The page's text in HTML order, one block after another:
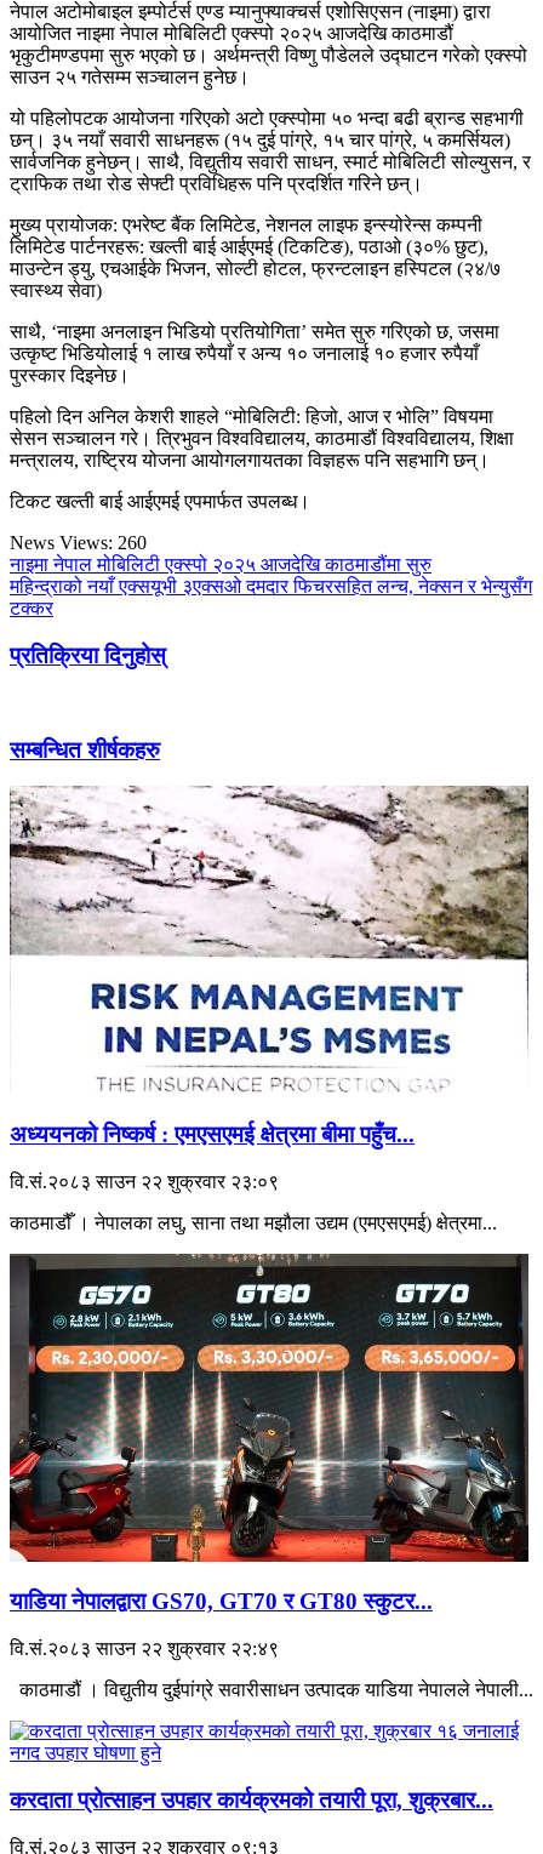
नेपाल अटोमोबाइल इम्पोर्टर्स एण्ड म्यानुफ्याक्चर्स एशोसिएसन (नाइमा) द्वारा
आयोजित नाइमा नेपाल मोबिलिटी एक्स्पो २०२५ आजदेखि काठमाडौं
भृकुटीमण्डपमा सुरु भएको छ। अर्थमन्त्री विष्णु पौडेलले उद्घाटन गरेकाे एक्स्पो
साउन २५ गतेसम्म सञ्चालन हुनेछ।
यो पहिलोपटक आयोजना गरिएको अटो एक्स्पोमा ५० भन्दा बढी ब्रान्ड सहभागी
छन्। ३५ नयाँ सवारी साधनहरू (१५ दुई पांग्रे, १५ चार पांग्रे, ५ कमर्सियल)
सार्वजनिक हुनेछन्। साथै, विद्युतीय सवारी साधन, स्मार्ट मोबिलिटी सोल्युसन, र
ट्राफिक तथा रोड सेफ्टी प्रविधिहरू पनि प्रदर्शित गरिने छन्।
मुख्य प्रायोजक: एभरेष्ट बैंक लिमिटेड, नेशनल लाइफ इन्स्योरेन्स कम्पनी
लिमिटेड पार्टनरहरू: खल्ती बाई आईएमई (टिकटिङ), पठाओ (३०% छुट),
माउन्टेन ड्यु, एचआईके भिजन, सोल्टी होटल, फ्रन्टलाइन हस्पिटल (२४/७
स्वास्थ्य सेवा)
साथै, ‘नाइमा अनलाइन भिडियो प्रतियोगिता’ समेत सुरु गरिएको छ, जसमा
उत्कृष्ट भिडियोलाई १ लाख रुपैयाँ र अन्य १० जनालाई १० हजार रुपैयाँ
पुरस्कार दिइनेछ।
पहिलो दिन अनिल केशरी शाहले “मोबिलिटी: हिजो, आज र भोलि” विषयमा
सेसन सञ्चालन गरे। त्रिभुवन विश्वविद्यालय, काठमाडौं विश्वविद्यालय, शिक्षा
मन्त्रालय, राष्ट्रिय योजना आयोगलगायतका विज्ञहरू पनि सहभागि छन्।
टिकट खल्ती बाई आईएमई एपमार्फत उपलब्ध।
News Views: 260
नाइमा नेपाल मोबिलिटी एक्स्पो २०२५ आजदेखि काठमाडौंमा सुरु
महिन्द्राको नयाँ एक्सयूभी ३एक्सओ दमदार फिचरसहित लन्च, नेक्सन र भेन्युसँग
टक्कर
प्रतिक्रिया दिनुहोस्
सम्बन्धित शीर्षकहरु
अध्ययनको निष्कर्ष : एमएसएमई क्षेत्रमा बीमा पहुँच...
वि.सं.२०८३ साउन २२ शुक्रवार २३:०९
काठमाडौँ । नेपालका लघु, साना तथा मझौला उद्यम (एमएसएमई) क्षेत्रमा...
याडिया नेपालद्वारा GS70, GT70 र GT80 स्कुटर...
वि.सं.२०८३ साउन २२ शुक्रवार २२:४९
काठमाडौं । विद्युतीय दुईपांग्रे सवारीसाधन उत्पादक याडिया नेपालले नेपाली...
करदाता प्रोत्साहन उपहार कार्यक्रमको तयारी पूरा, शुक्रबार...
वि.सं.२०८३ साउन २२ शुक्रवार ०९:१३